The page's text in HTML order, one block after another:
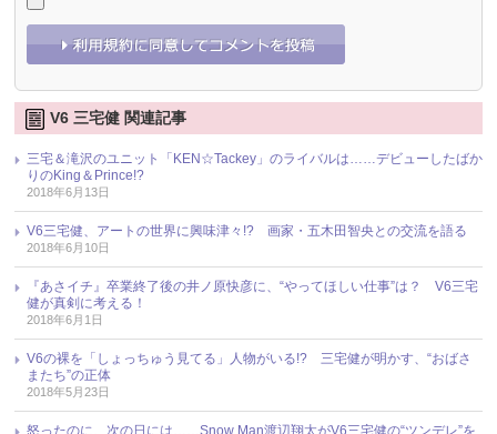
V6 三宅健 関連記事
三宅＆滝沢のユニット「KEN☆Tackey」のライバルは……デビューしたばか
りのKing＆Prince!?
2018年6月13日
V6三宅健、アートの世界に興味津々!? 画家・五木田智央との交流を語る
2018年6月10日
『あさイチ』卒業終了後の井ノ原快彦に、“やってほしい仕事”は？ V6三宅
健が真剣に考える！
2018年6月1日
V6の裸を「しょっちゅう見てる」人物がいる!? 三宅健が明かす、“おばさ
またち”の正体
2018年5月23日
怒ったのに、次の日には……Snow Man渡辺翔太がV6三宅健の“ツンデレ”を